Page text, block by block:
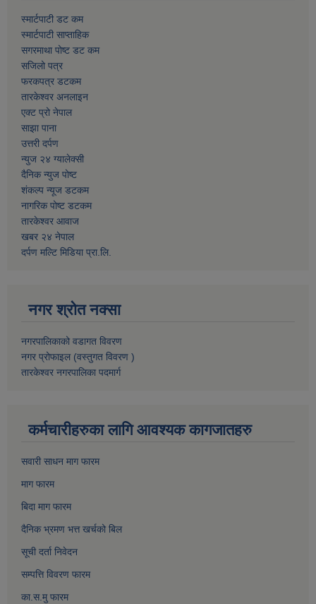
स्मार्टपाटी डट कम
स्मार्टपाटी साप्ताहिक
सगरमाथा पोष्ट डट कम
सजिलो पत्र
फरकपत्र डटकम
तारकेश्वर अनलाइन
एक्ट प्रो नेपाल
साझा पाना
उत्तरी दर्पण
न्युज २४ ग्यालेक्सी
दैनिक न्युज पोष्ट
शंकल्प न्यूज डटकम
नागरिक पोष्ट डटकम
तारकेश्वर आवाज
खबर २४ नेपाल
दर्पण मल्टि मिडिया प्रा.लि.
नगर श्रोत नक्सा
नगरपालिकाको वडागत विवरण
नगर प्रोफाइल (वस्तुगत विवरण )
तारकेश्वर नगरपालिका पदमार्ग
कर्मचारीहरुका लागि आवश्यक कागजातहरु
सवारी साधन माग फारम
माग फारम
बिदा माग फारम
दैनिक भ्रमण भत्त खर्चको बिल
सूची दर्ता निवेदन
सम्पत्ति विवरण फारम
का.स.मु फारम